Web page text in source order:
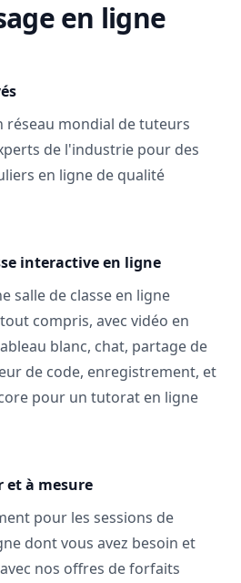
en ligne
réseau mondial de tuteurs
de l'industrie pour des
en ligne de qualité
interactive en ligne
salle de classe en ligne
compris, avec vidéo en
blanc, chat, partage de
de code, enregistrement, et
pour un tutorat en ligne
et à mesure
pour les sessions de
dont vous avez besoin et
nos offres de forfaits